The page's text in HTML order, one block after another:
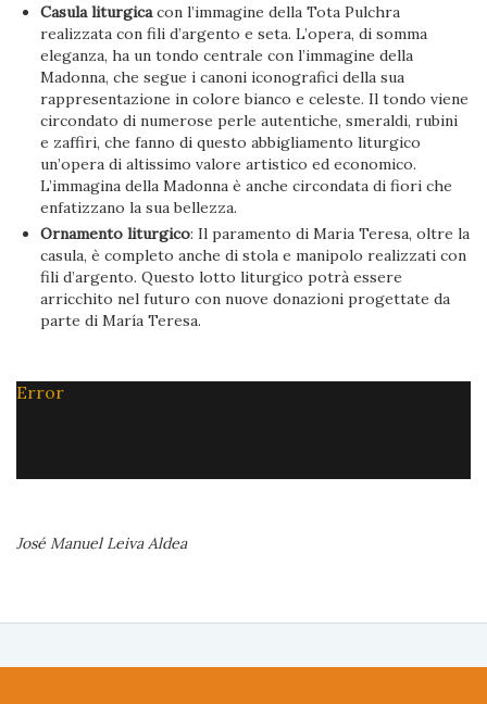
Casula liturgicacon l’immagine della Tota Pulchra
realizzata con fili d’argento e seta. L’opera, di somma
eleganza, ha un tondo centrale con l’immagine della
Madonna, che segue i canoni iconografici della sua
rappresentazione in colore bianco e celeste. Il tondo viene
circondato di numerose perle autentiche, smeraldi, rubini
e zaffiri, che fanno di questo abbigliamento liturgico
un’opera di altissimo valore artistico ed economico.
L’immagina della Madonna è anche circondata di fiori che
enfatizzano la sua bellezza.
Ornamento liturgico: Il paramento di Maria Teresa, oltre la
casula, è completo anche di stola e manipolo realizzati con
fili d’argento. Questo lotto liturgico potrà essere
arricchito nel futuro con nuove donazioni progettate da
parte di María Teresa.
Error
José Manuel Leiva Aldea